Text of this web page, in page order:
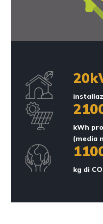
20
kWh
(media
kg di